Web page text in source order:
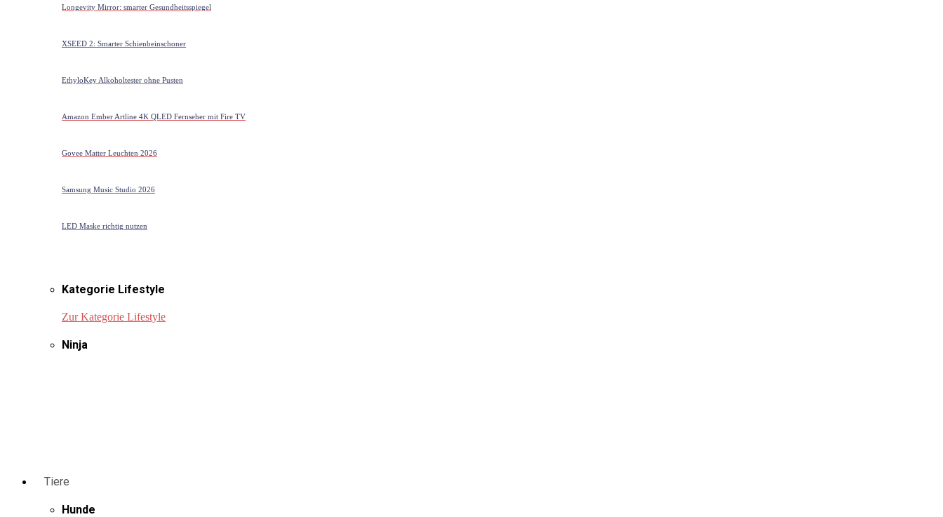
Longevity Mirror: smarter Gesundheitsspiegel
XSEED 2: Smarter Schienbeinschoner
EthyloKey Alkoholtester ohne Pusten
Amazon Ember Artline 4K QLED Fernseher mit Fire TV
Govee Matter Leuchten 2026
Samsung Music Studio 2026
LED Maske richtig nutzen
Kategorie Lifestyle
Zur Kategorie Lifestyle
Ninja
Tiere
Hunde